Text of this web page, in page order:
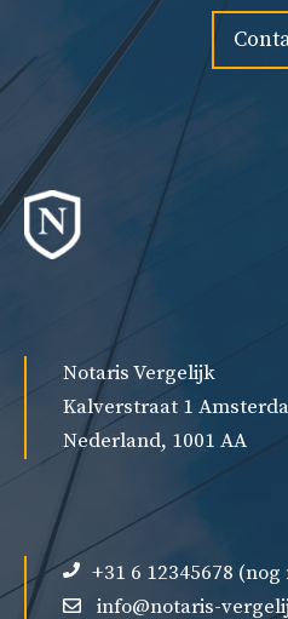
Notaris Vergelijk
Kalverstraat 1
Nederland, 1001 AA
+31 6 12345678
info@notaris-